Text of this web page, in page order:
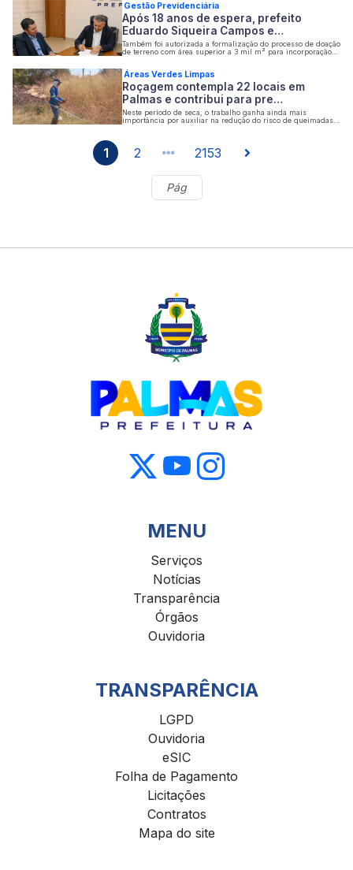
Gestão Previdenciária
Após 18 anos de espera, prefeito
Eduardo Siqueira Campos e…
Também foi autorizada a formalização do processo de doação
de terreno com área superior a 3 mil m² para incorporação
Áreas Verdes Limpas
Roçagem contempla 22 locais em
Palmas e contribui para pre…
Neste período de seca, o trabalho ganha ainda mais
importância por auxiliar na redução do risco de queimadas
1 2 2153
MENU
Serviços
Notícias
Transparência
Órgãos
Ouvidoria
TRANSPARÊNCIA
LGPD
Ouvidoria
eSIC
Folha de Pagamento
Licitações
Contratos
Mapa do site